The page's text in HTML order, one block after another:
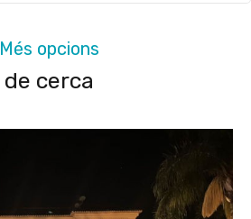
Més opcions
de cerca